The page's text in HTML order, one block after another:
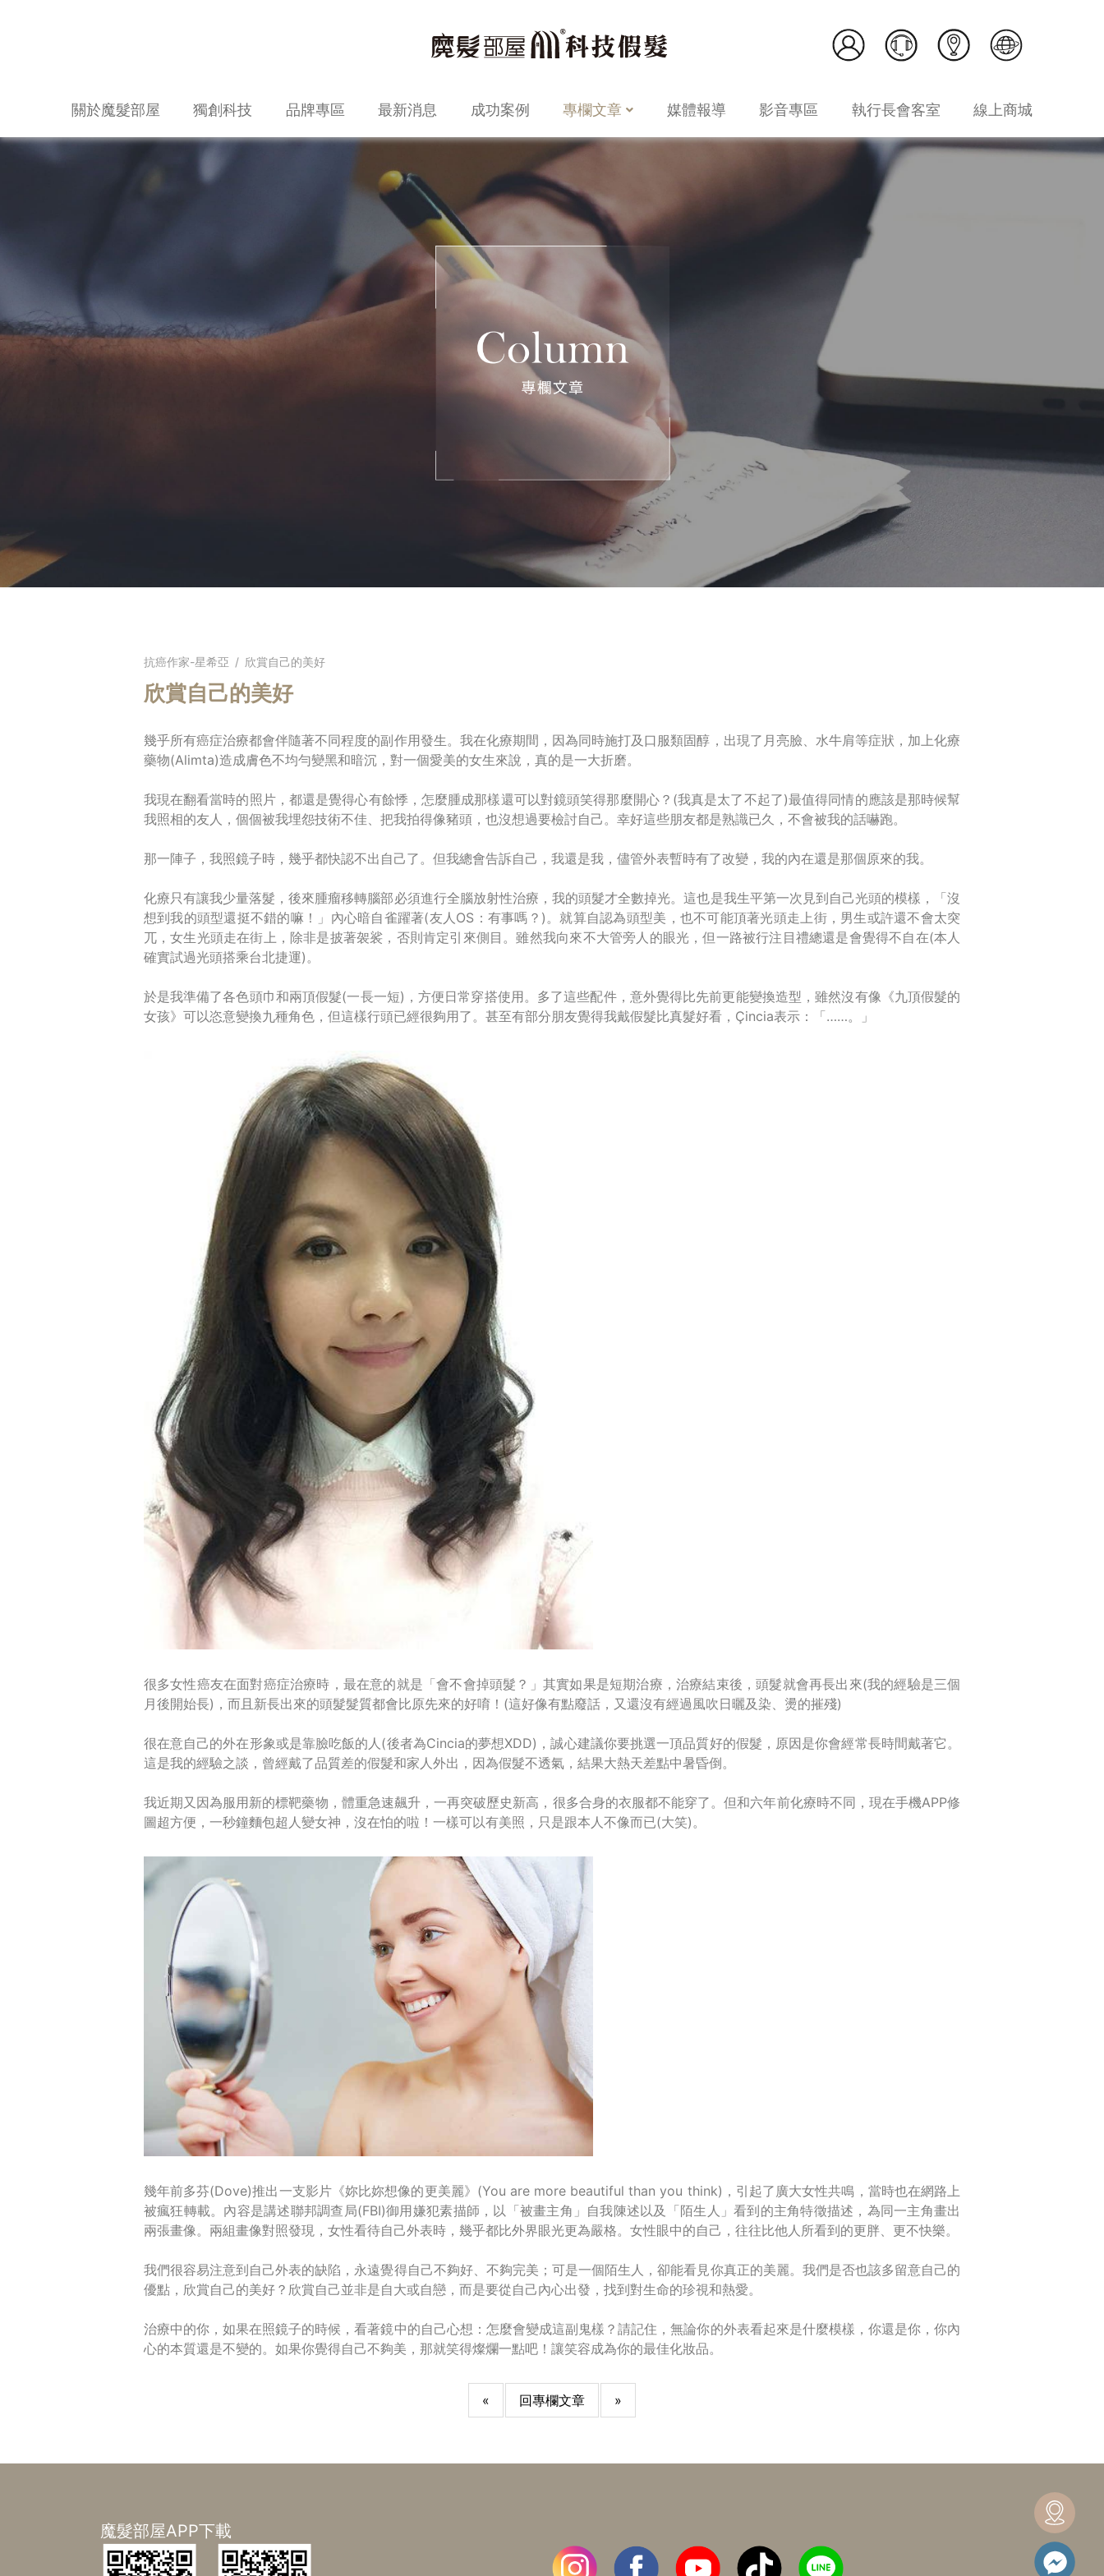
關於魔髮部屋 獨創科技 品牌專區 最新消息 成功案例 專欄文章 媒體報導 影音專區 執行長會客室 線上商城
抗癌作家-星希亞 / 欣賞自己的美好
欣賞自己的美好
幾乎所有癌症治療都會伴隨著不同程度的副作用發生。我在化療期間，因為同時施打及口服類固醇，出現了月亮臉、水牛肩等症狀，加上化療
藥物(Alimta)造成膚色不均勻變黑和暗沉，對一個愛美的女生來說，真的是一大折磨。
我現在翻看當時的照片，都還是覺得心有餘悸，怎麼腫成那樣還可以對鏡頭笑得那麼開心？(我真是太了不起了)最值得同情的應該是那時候幫
我照相的友人，個個被我埋怨技術不佳、把我拍得像豬頭，也沒想過要檢討自己。幸好這些朋友都是熟識已久，不會被我的話嚇跑。
那一陣子，我照鏡子時，幾乎都快認不出自己了。但我總會告訴自己，我還是我，儘管外表暫時有了改變，我的內在還是那個原來的我。
化療只有讓我少量落髮，後來腫瘤移轉腦部必須進行全腦放射性治療，我的頭髮才全數掉光。這也是我生平第一次見到自己光頭的模樣，「沒
想到我的頭型還挺不錯的嘛！」內心暗自雀躍著(友人OS：有事嗎？)。就算自認為頭型美，也不可能頂著光頭走上街，男生或許還不會太突
兀，女生光頭走在街上，除非是披著袈裟，否則肯定引來側目。雖然我向來不大管旁人的眼光，但一路被行注目禮總還是會覺得不自在(本人
確實試過光頭搭乘台北捷運)。
於是我準備了各色頭巾和兩頂假髮(一長一短)，方便日常穿搭使用。多了這些配件，意外覺得比先前更能變換造型，雖然沒有像《九頂假髮的
女孩》可以恣意變換九種角色，但這樣行頭已經很夠用了。甚至有部分朋友覺得我戴假髮比真髮好看，Çincia表示：「……。」
很多女性癌友在面對癌症治療時，最在意的就是「會不會掉頭髮？」其實如果是短期治療，治療結束後，頭髮就會再長出來(我的經驗是三個
月後開始長)，而且新長出來的頭髮髮質都會比原先來的好唷！(這好像有點廢話，又還沒有經過風吹日曬及染、燙的摧殘)
很在意自己的外在形象或是靠臉吃飯的人(後者為Cincia的夢想XDD)，誠心建議你要挑選一頂品質好的假髮，原因是你會經常長時間戴著它。
這是我的經驗之談，曾經戴了品質差的假髮和家人外出，因為假髮不透氣，結果大熱天差點中暑昏倒。
我近期又因為服用新的標靶藥物，體重急速飆升，一再突破歷史新高，很多合身的衣服都不能穿了。但和六年前化療時不同，現在手機APP修
圖超方便，一秒鐘麵包超人變女神，沒在怕的啦！一樣可以有美照，只是跟本人不像而已(大笑)。
幾年前多芬(Dove)推出一支影片《妳比妳想像的更美麗》(You are more beautiful than you think)，引起了廣大女性共鳴，當時也在網路上
被瘋狂轉載。內容是講述聯邦調查局(FBI)御用嫌犯素描師，以「被畫主角」自我陳述以及「陌生人」看到的主角特徵描述，為同一主角畫出
兩張畫像。兩組畫像對照發現，女性看待自己外表時，幾乎都比外界眼光更為嚴格。女性眼中的自己，往往比他人所看到的更胖、更不快樂。
我們很容易注意到自己外表的缺陷，永遠覺得自己不夠好、不夠完美；可是一個陌生人，卻能看見你真正的美麗。我們是否也該多留意自己的
優點，欣賞自己的美好？欣賞自己並非是自大或自戀，而是要從自己內心出發，找到對生命的珍視和熱愛。
治療中的你，如果在照鏡子的時候，看著鏡中的自己心想：怎麼會變成這副鬼樣？請記住，無論你的外表看起來是什麼模樣，你還是你，你內
心的本質還是不變的。如果你覺得自己不夠美，那就笑得燦爛一點吧！讓笑容成為你的最佳化妝品。
« 回專欄文章 »
魔髮部屋APP下載